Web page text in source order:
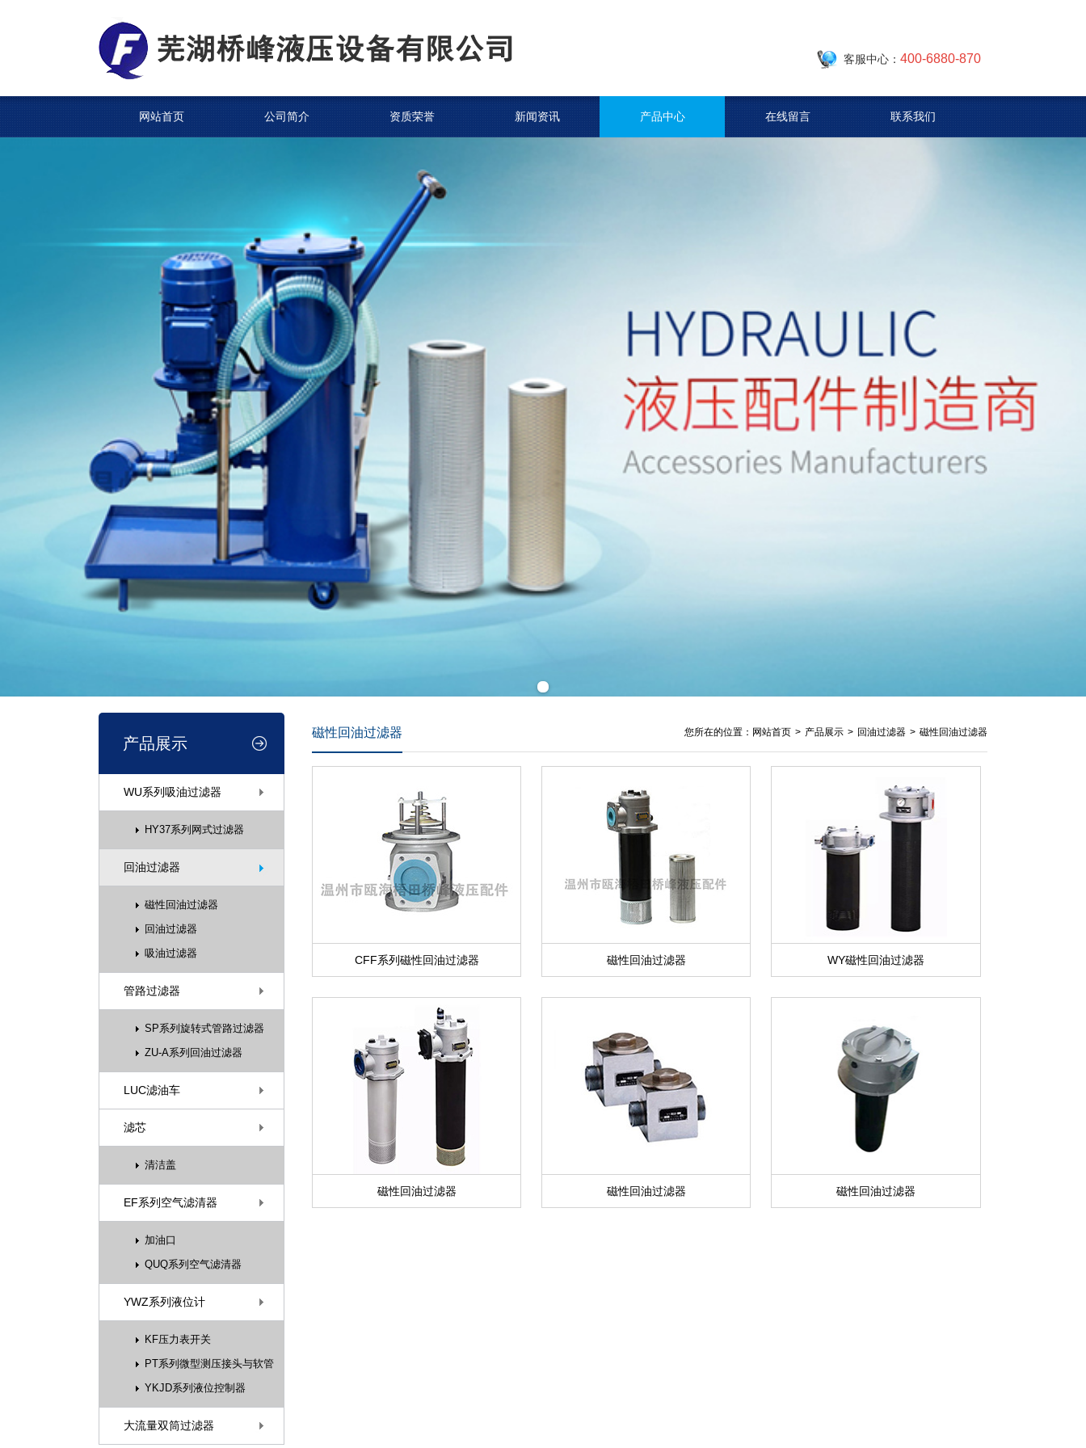
客服中心： 400-6880-870
网站首页 公司简介 资质荣誉 新闻资讯 产品中心 在线留言 联系我们
产品展示
WU系列吸油过滤器
HY37系列网式过滤器
回油过滤器
磁性回油过滤器
回油过滤器
吸油过滤器
管路过滤器
SP系列旋转式管路过滤器
ZU-A系列回油过滤器
LUC滤油车
滤芯
清洁盖
EF系列空气滤清器
加油口
QUQ系列空气滤清器
YWZ系列液位计
KF压力表开关
PT系列微型测压接头与软管
YKJD系列液位控制器
大流量双筒过滤器
磁性回油过滤器 您所在的位置： 网站首页 > 产品展示 > 回油过滤器 > 磁性回油过滤器
CFF系列磁性回油过滤器 磁性回油过滤器 WY磁性回油过滤器
磁性回油过滤器 磁性回油过滤器 磁性回油过滤器